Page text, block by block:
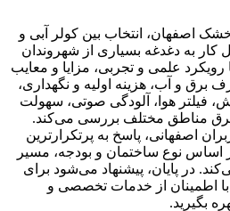
اصفهان، انتخاب بین کولر آبی و
کار به دغدغه بسیاری از شهروندان
علمی و تجربی، مزایا و معایب
و آب، هزینه اولیه و نگهداری،
فیلتر هوا، آلودگی صوتی، سهولت
مناطق مختلف بررسی می‌کند.
اصفهانی، پاسخ به پرتکرارترین
اساس نوع ساختمان و بودجه، مسیر
در پایان، پیشنهاد می‌شود برای
اطمینان از خدمات تخصصی و
بگیرید.